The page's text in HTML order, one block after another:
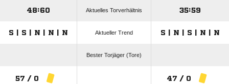
48:60 Aktuelles Torverhältnis 35:59
S | S | N | N | N Aktueller Trend S | N | S | N | N
Bester Torjäger (Tore)
57 / 0 47 / 0